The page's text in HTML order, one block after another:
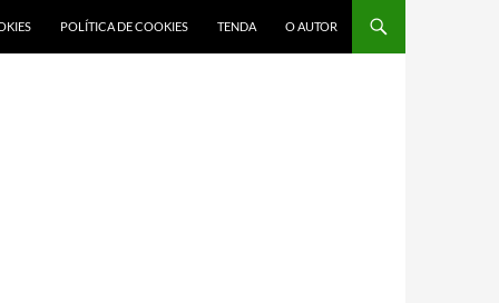
POLÍTICA DE COOKIES TENDA O AUTOR